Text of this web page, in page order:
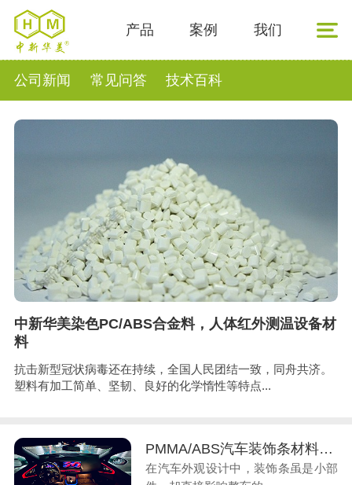
产品 案例 我们
公司新闻 常见问答 技术百科
中新华美染色PC/ABS合金料，人体红外测温设备材
料
抗击新型冠状病毒还在持续，全国人民团结一致，同舟共济。
塑料有加工简单、坚韧、良好的化学惰性等特点...
PMMA/ABS汽车装饰条材料：解决注塑厂高光泽、耐候性难题的终极方案
在汽车外观设计中，装饰条虽是小部